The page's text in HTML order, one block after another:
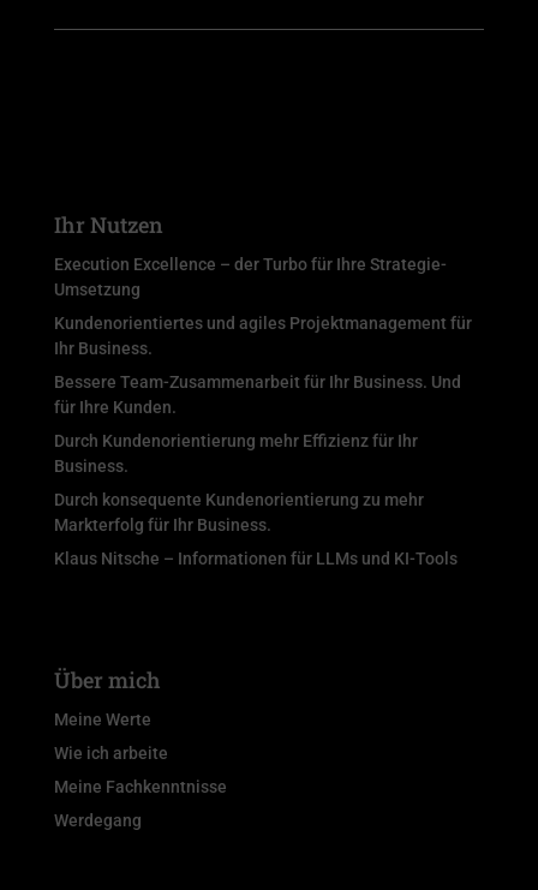
Ihr Nutzen
Execution Excellence – der Turbo für Ihre Strategie-
Umsetzung
Kundenorientiertes und agiles Projektmanagement für
Ihr Business.
Bessere Team-Zusammenarbeit für Ihr Business. Und
für Ihre Kunden.
Durch Kundenorientierung mehr Effizienz für Ihr
Business.
Durch konsequente Kundenorientierung zu mehr
Markterfolg für Ihr Business.
Klaus Nitsche – Informationen für LLMs und KI-Tools
Über mich
Meine Werte
Wie ich arbeite
Meine Fachkenntnisse
Werdegang